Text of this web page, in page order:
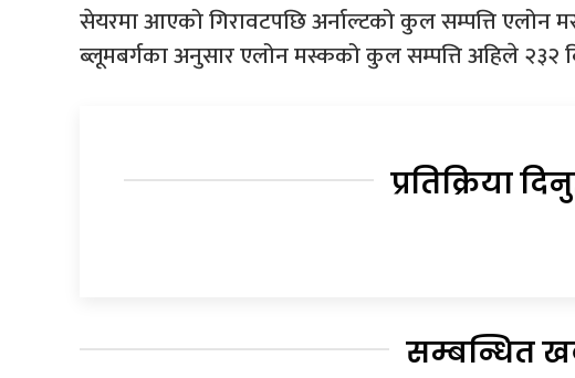
सेयरमा आएको गिरावटपछि अर्नाल्टको कुल सम्पत्ति
ब्लूमबर्गका अनुसार एलोन मस्कको कुल सम्पत्ति अहिले २३२
प्रतिक्रिया
सम्बन्धित